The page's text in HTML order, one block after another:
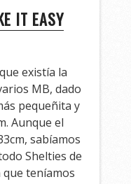
IT EASY
existía la
MB, dado
pequeñita y
Aunque el
sabíamos
Shelties de
que teníamos